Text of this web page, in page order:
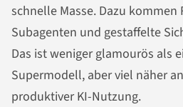
schnelle Masse. Dazu kommen
Subagenten und gestaffelte
Das ist weniger glamourös als
Supermodell, aber viel näher
produktiver KI-Nutzung.